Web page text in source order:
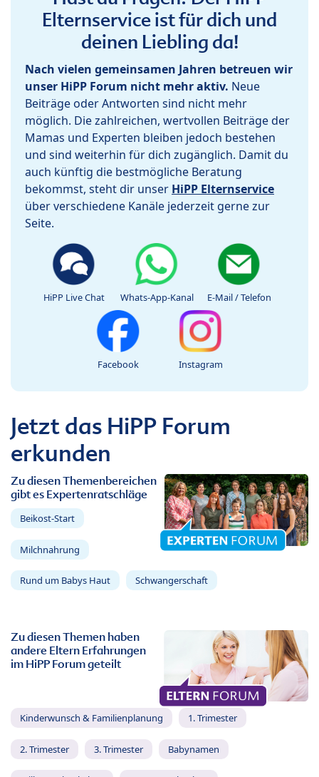
Elternservice ist für dich und
deinen Liebling da!
Nach vielen gemeinsamen Jahren betreuen wir
unser HiPP Forum nicht mehr aktiv. Neue
Beiträge oder Antworten sind nicht mehr
möglich. Die zahlreichen, wertvollen Beiträge der
Mamas und Experten bleiben jedoch bestehen
und sind weiterhin für dich zugänglich. Damit du
auch künftig die bestmögliche Beratung
bekommst, steht dir unser HiPP Elternservice
über verschiedene Kanäle jederzeit gerne zur
Seite.
HiPP Live Chat Whats-App-Kanal E-Mail / Telefon
Facebook Instagram
Jetzt das HiPP Forum
erkunden
Zu diesen Themenbereichen
gibt es Expertenratschläge
Beikost-Start
Milchnahrung
Rund um Babys Haut Schwangerschaft
Zu diesen Themen haben
andere Eltern Erfahrungen
im HiPP Forum geteilt
Kinderwunsch & Familienplanung 1. Trimester
2. Trimester 3. Trimester Babynamen